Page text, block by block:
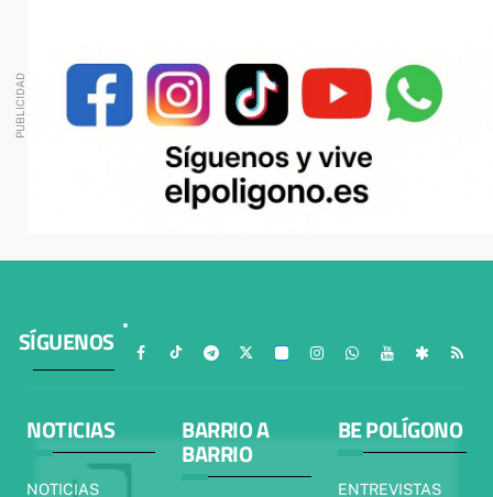
SÍGUENOS
NOTICIAS
NOTICIAS
BARRIO A
BARRIO
BE POLÍGONO
ENTREVISTAS